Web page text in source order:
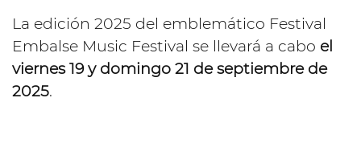
La edición 2025 del emblemático Festival
Embalse Music Festival se llevará a cabo el
viernes 19 y domingo 21 de septiembre de
2025.